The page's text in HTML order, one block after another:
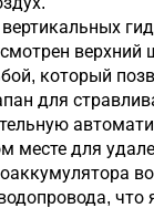
верхний
который
для
месте для